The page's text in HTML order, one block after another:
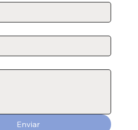
Enviar